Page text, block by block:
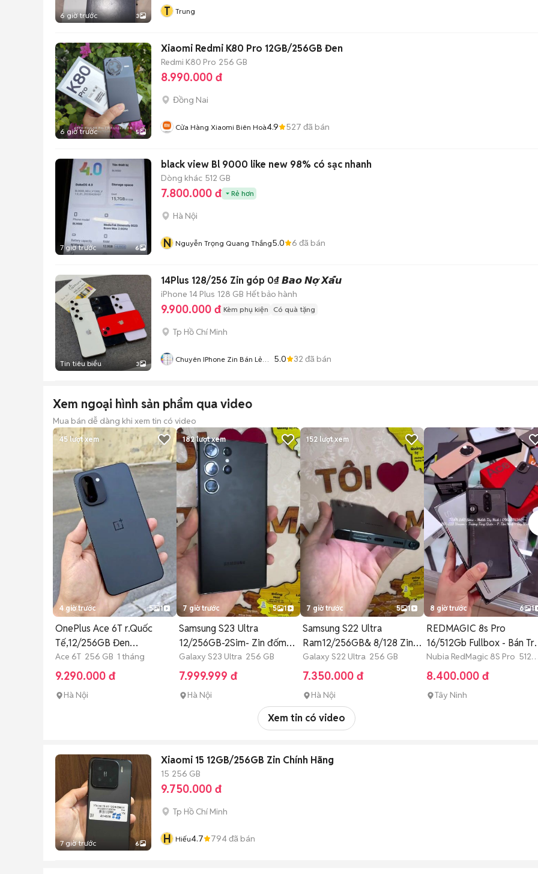
6 giờ trước 3 T Trung
6 giờ trước 5
Xiaomi Redmi K80 Pro 12GB/256GB Đen
Redmi K80 Pro 256 GB
8.990.000 đ
Đồng Nai
Cửa Hàng Xiaomi Biên Hoà4.9 527 đã bán
7 giờ trước 6
black view Bl 9000 like new 98% có sạc nhanh
Dòng khác 512 GB
7.800.000 đ Rẻ hơn
Hà Nội
N Nguyễn Trọng Quang Thắng5.0 6 đã bán
Tin tiêu biểu 3
14Plus 128/256 Zin góp 0₫ 𝘽𝙖𝙤 𝙉𝙤̛̣ 𝙓𝙖̂́𝙪
iPhone 14 Plus 128 GB Hết bảo hành
9.900.000 đ Kèm phụ kiện Có quà tặng
Tp Hồ Chí Minh
Chuyên IPhone Zin Bán Lẻ
5.0 32 đã bán
Xem ngoại hình sản phẩm qua video
Mua bán dễ dàng khi xem tin có video
45 lượt xem
4 giờ trước 5 1
OnePlus Ace 6T r.Quốc
Tế,12/256GB Đen
fullbox,keng
Ace 6T 256 GB 1 tháng
9.290.000 đ
Hà Nội
182lượt xem
7 giờ trước 5 1
Samsung S23 Ultra
12/256GB-2Sim- Zin đốm
nhẹ
Galaxy S23 Ultra 256 GB
7.999.999 đ
Hà Nội
152 lượt xem
7 giờ trước 5 1
Samsung S22 Ultra
Ram12/256GB& 8/128 Zin
Đẹp
Galaxy S22 Ultra 256 GB
7.350.000 đ
Hà Nội
8 giờ trước 6 1
REDMAGIC 8s Pro
16/512Gb Fullbox - Bán
Góp
Nubia RedMagic 8S Pro 512
GB >12 tháng
8.400.000 đ
Tây Ninh
Xem tin có video
7 giờ trước 6
Xiaomi 15 12GB/256GB Zin Chính Hãng
15 256 GB
9.750.000 đ
Tp Hồ Chí Minh
H Hiếu4.7 794đã bán